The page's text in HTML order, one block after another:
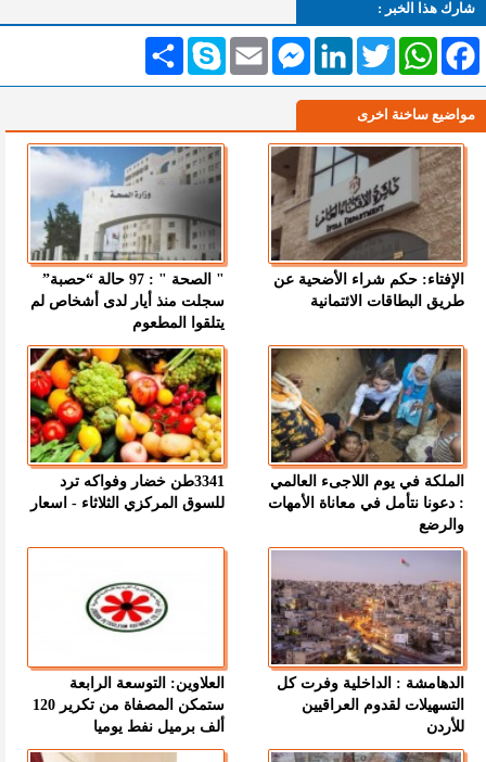
شارك هذا الخبر :
انشر Skype Email
MessengerLinkedInTwitterWhatsAppFacebook
مواضيع ساخنة اخرى
الإفتاء: حكم شراء الأضحية عن
طريق البطاقات الائتمانية
" الصحة " : 97 حالة “حصبة”
سجلت منذ أيار لدى أشخاص لم
يتلقوا المطعوم
الملكة في يوم اللاجىء العالمي
: دعونا نتأمل في معاناة الأمهات
والرضع
3341طن خضار وفواكه ترد
للسوق المركزي الثلاثاء - اسعار
الدهامشة : الداخلية وفرت كل
التسهيلات لقدوم العراقيين
للأردن
العلاوين: التوسعة الرابعة
ستمكن المصفاة من تكرير 120
ألف برميل نفط يوميا